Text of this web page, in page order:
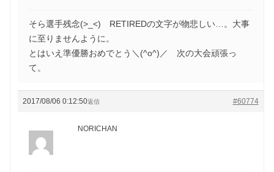
そら選手残念(>_<) RETIREDの文字が物悲しい…。大事
に至りませんように。
とはいえ準優勝おめでとう＼(^o^)／ 次の大会頑張っ
て。
2017/08/06 0:12:50 #60774
返信
NORICHAN